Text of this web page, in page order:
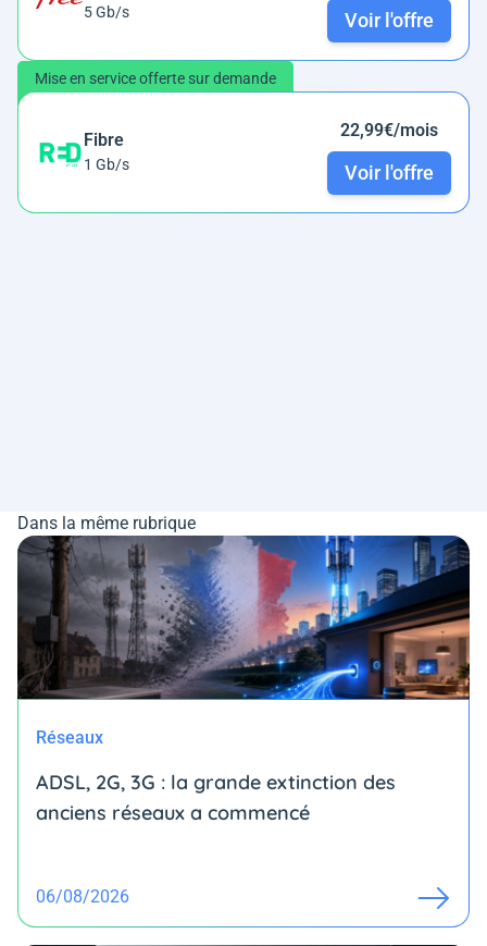
5 Gb/s Voir l'offre
Mise en service offerte sur demande
Fibre
1 Gb/s
22,99€/mois
Voir l'offre
Dans la même rubrique
Réseaux
ADSL, 2G, 3G : la grande extinction des
anciens réseaux a commencé
06/08/2026